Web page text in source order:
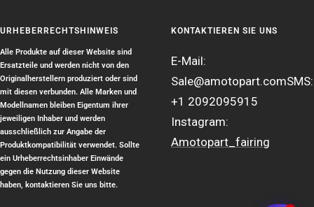
URHEBERRECHTSHINWEIS
Alle Produkte auf dieser Website sind
Ersatzteile und werden nicht von den
Originalherstellern produziert oder sind
mit diesen verbunden. Alle Marken und
Modellnamen bleiben Eigentum ihrer
jeweiligen Inhaber und werden
ausschließlich zur Angabe der
Produktkompatibilität verwendet. Sollte
ein Urheberrechtsinhaber Einwände
gegen die Nutzung dieser Website
haben, kontaktieren Sie uns bitte.
KONTAKTIEREN SIE UNS
E-Mail:
Sale@amotopart.comSMS:
+1 2092095915
Instagram:
Amotopart_fairing